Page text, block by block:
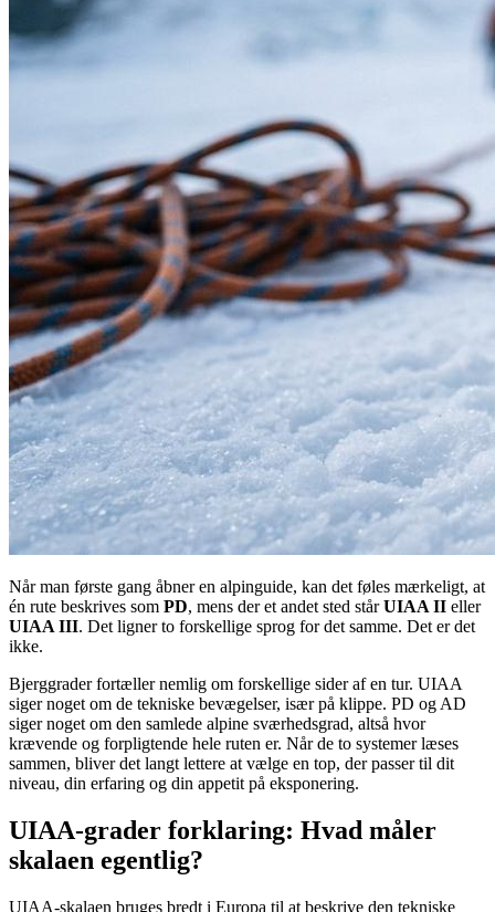
Når man første gang åbner en alpinguide, kan det føles mærkeligt, at
én rute beskrives som PD, mens der et andet sted stårUIAA II eller
UIAA III. Det ligner to forskellige sprog for det samme. Det er det
ikke.
Bjerggrader fortæller nemlig om forskellige sider af en tur. UIAA
siger noget om de tekniske bevægelser, især på klippe. PD og AD
siger noget om den samlede alpine sværhedsgrad, altså hvor
krævende og forpligtende hele ruten er. Når de to systemer læses
sammen, bliver det langt lettere at vælge en top, der passer til dit
niveau, din erfaring og din appetit på eksponering.
UIAA-grader forklaring: Hvad måler
skalaen egentlig?
UIAA-skalaen bruges bredt i Europa til at beskrive den tekniske